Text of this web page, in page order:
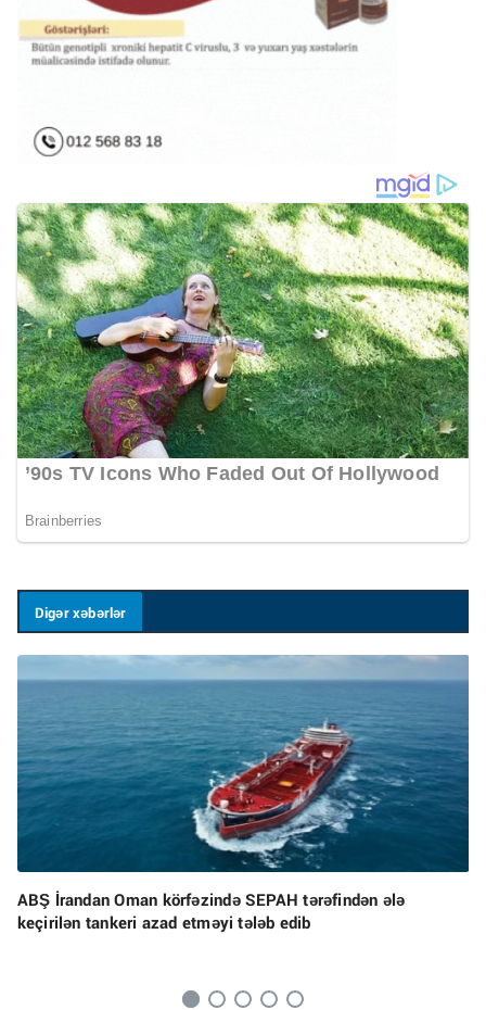
Digər xəbərlər
ABŞ İrandan Oman körfəzində SEPAH tərəfindən ələ
keçirilən tankeri azad etməyi tələb edib